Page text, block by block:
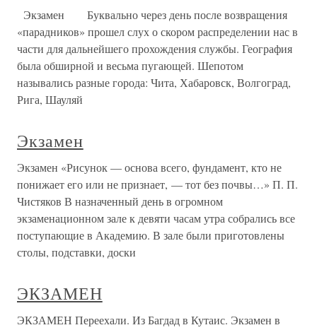
Экзамен Буквально через день после возвращения
«парадников» прошел слух о скором распределении нас в
части для дальнейшего прохождения службы. География
была обширной и весьма пугающей. Шепотом
назывались разные города: Чита, Хабаровск, Волгоград,
Рига, Шауляй
Экзамен
Экзамен «Рисунок — основа всего, фундамент, кто не
понижает его или не признает, — тот без почвы…» П. П.
Чистяков В назначенный день в огромном
экзаменационном зале к девяти часам утра собрались все
поступающие в Академию. В зале были приготовлены
столы, подставки, доски
ЭКЗАМЕН
ЭКЗАМЕН Переехали. Из Багдад в Кутаис. Экзамен в